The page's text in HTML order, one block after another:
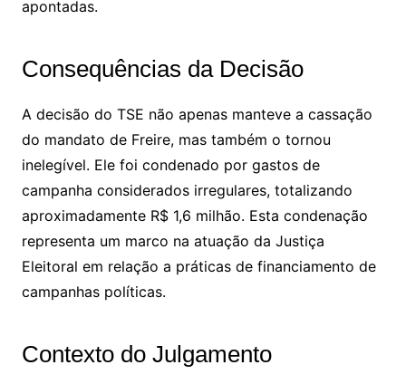
apontadas.
Consequências da Decisão
A decisão do TSE não apenas manteve a cassação
do mandato de Freire, mas também o tornou
inelegível. Ele foi condenado por gastos de
campanha considerados irregulares, totalizando
aproximadamente R$ 1,6 milhão. Esta condenação
representa um marco na atuação da Justiça
Eleitoral em relação a práticas de financiamento de
campanhas políticas.
Contexto do Julgamento